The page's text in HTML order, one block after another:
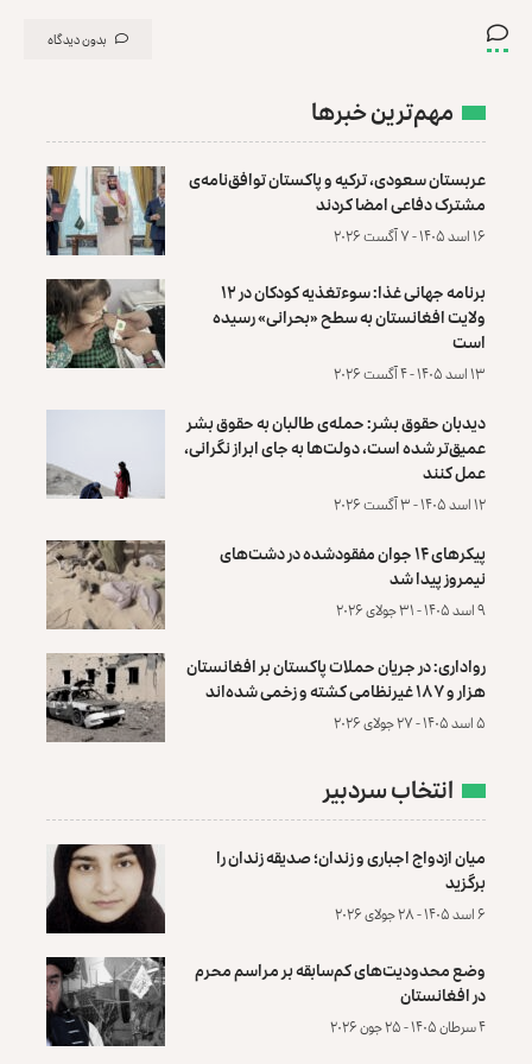
بدون دیدگاه
مهم‌ترین خبرها
عربستان سعودی، ترکیه و پاکستان توافق‌نامه‌ی
مشترک دفاعی امضا کردند
۱۶ اسد ۱۴۰۵ - ۷ آگست ۲۰۲۶
برنامه جهانی غذا: سوءتغذیه کودکان در ۱۲
ولایت افغانستان به سطح «بحرانی» رسیده
است
۱۳ اسد ۱۴۰۵ - ۴ آگست ۲۰۲۶
دیدبان حقوق بشر: حمله‌ی طالبان به حقوق بشر
عمیق‌تر شده است، دولت‌ها به جای ابراز نگرانی،
عمل کنند
۱۲ اسد ۱۴۰۵ - ۳ آگست ۲۰۲۶
پیکرهای ۱۴ جوان مفقودشده در دشت‌های
نیمروز پیدا شد
۹ اسد ۱۴۰۵ - ۳۱ جولای ۲۰۲۶
رواداری: در جریان حملات پاکستان بر افغانستان
هزار و ۱۸۷ غیرنظامی کشته و زخمی شده‌اند
۵ اسد ۱۴۰۵ - ۲۷ جولای ۲۰۲۶
انتخاب سردبیر
میان ازدواج اجباری و زندان؛ صدیقه زندان را
برگزید
۶ اسد ۱۴۰۵ - ۲۸ جولای ۲۰۲۶
وضع محدودیت‌های کم‌سابقه بر مراسم محرم
در افغانستان
۴ سرطان ۱۴۰۵ - ۲۵ جون ۲۰۲۶